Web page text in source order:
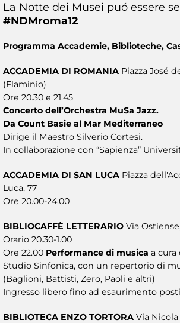
La Notte dei Musei puó essere
#NDMroma12
Programma Accademie, Biblioteche,
ACCADEMIA DI ROMANIA Piazza José
(Flaminio)
Ore 20.30 e 21.45
Concerto dell’Orchestra MuSa Jazz.
Da Count Basie al Mar Mediterraneo
Dirige il Maestro Silverio Cortesi.
In collaborazione con “Sapienza”
ACCADEMIA DI SAN LUCA Piazza
Luca, 77
Ore 20.00-24.00
BIBLIOCAFFÈ LETTERARIO Via
Orario 20.30-1.00
Ore 22.00 Performance di musica a cura
Studio Sinfonica, con un repertorio di
(Baglioni, Battisti, Zero, Paoli e altri)
Ingresso libero fino ad esaurimento posti
BIBLIOTECA ENZO TORTORA Via Nicola